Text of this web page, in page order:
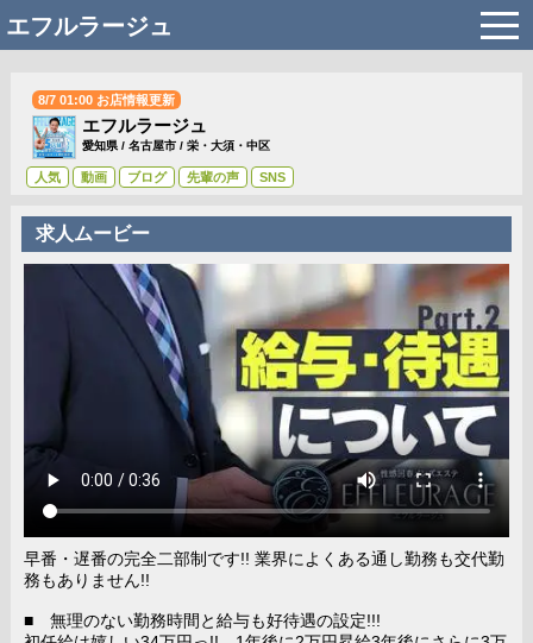
エフルラージュ
t
o
g
a
i
o
n
8/7 01:00 お店情報更新
エフルラージュ
愛知県/ 名古屋市/ 栄・大須・中区
人気 動画 ブログ 先輩の声 SNS
求人ムービー
早番・遅番の完全二部制です!! 業界によくある通し勤務も交代勤
務もありません!!
■ 無理のない勤務時間と給与も好待遇の設定!!!